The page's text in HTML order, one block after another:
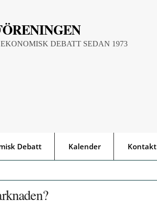
DEBATT SEDAN 1973
Debatt Kalender Kontakt